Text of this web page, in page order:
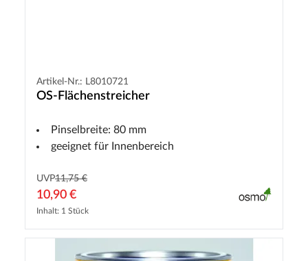
Artikel-Nr.: L8010721
OS-Flächenstreicher
Pinselbreite: 80 mm
geeignet für Innenbereich
UVP11,75 €
10,90 €
Inhalt: 1 Stück